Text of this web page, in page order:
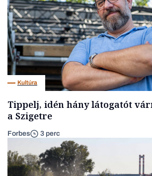
Kultúra
Tippelj, idén hány látogatót
a Szigetre
Forbes 3 perc